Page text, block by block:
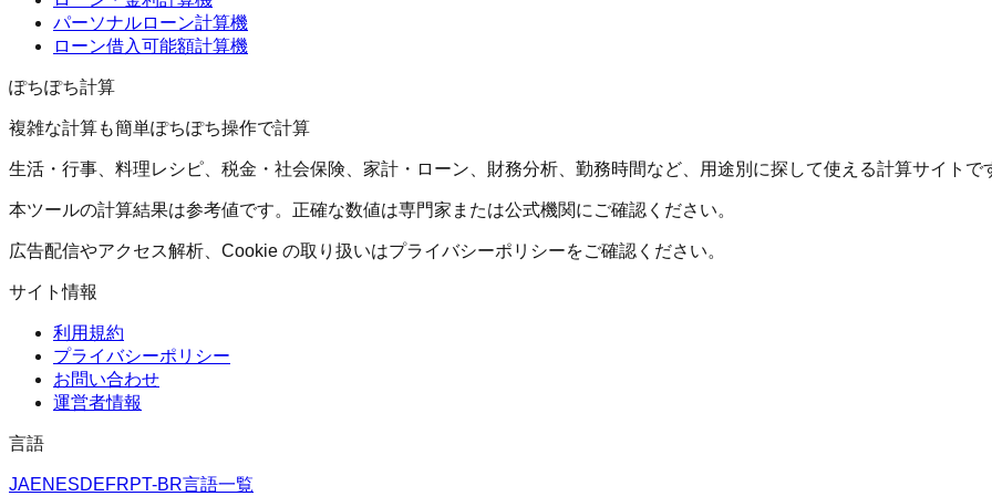
パーソナルローン計算機
ローン借入可能額計算機
ぽちぽち計算
複雑な計算も簡単ぽちぽち操作で計算
生活・行事、料理レシピ、税金・社会保険、家計・ローン、財務分析、勤務時間など、用途別に探して使える計算サイトで
本ツールの計算結果は参考値です。正確な数値は専門家または公式機関にご確認ください。
広告配信やアクセス解析、Cookie の取り扱いはプライバシーポリシーをご確認ください。
サイト情報
利用規約
プライバシーポリシー
お問い合わせ
運営者情報
言語
JAEN ESDEFRPT-BR言語一覧